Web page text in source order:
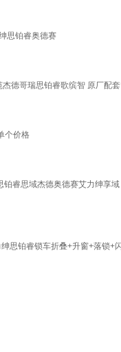
思铂睿奥德赛
德哥瑞思铂睿歌缤智 原厂配
个价格
睿思域杰德奥德赛艾力绅享
思铂睿锁车折叠+升窗+落锁+